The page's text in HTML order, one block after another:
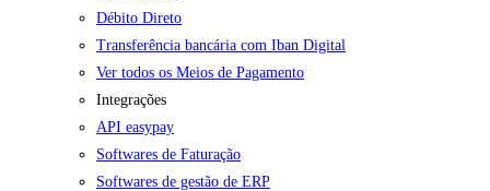
Débito Direto
Transferência bancária com Iban Digital
Ver todos os Meios de Pagamento
Integrações
API easypay
Softwares de Faturação
Softwares de gestão de ERP